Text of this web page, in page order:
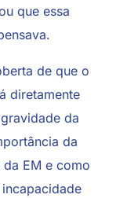
que essa
de que o
diretamente
da
da
EM e como